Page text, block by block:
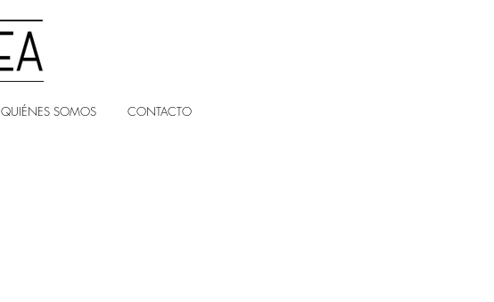
QUIÉNES SOMOS CONTACTO